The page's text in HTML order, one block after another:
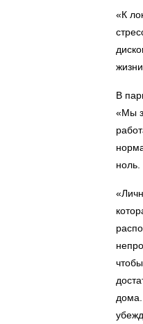
«К
В
«Мы
ноль.
дома.